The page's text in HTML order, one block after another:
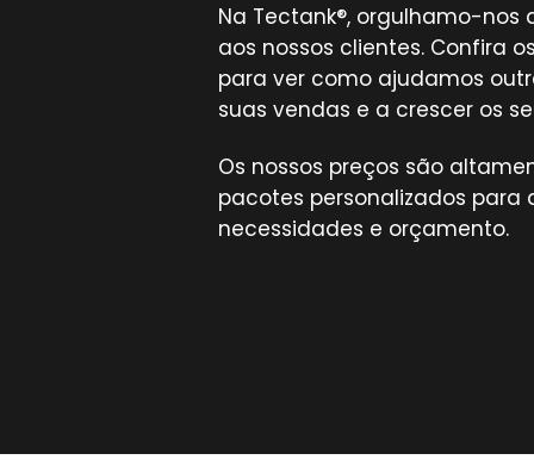
Na Tectank®, orgulhamo-nos
aos nossos clientes. Confira
para ver como ajudamos
suas vendas e a crescer os
Os nossos preços são
pacotes personalizados para
necessidades e orçamento.